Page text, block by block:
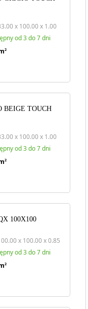
x 100.00 x 1.00
od 3 do 7 dni
2
BEIGE TOUCH
x 100.00 x 1.00
od 3 do 7 dni
2
100X100
x 100.00 x 0.85
od 3 do 7 dni
2